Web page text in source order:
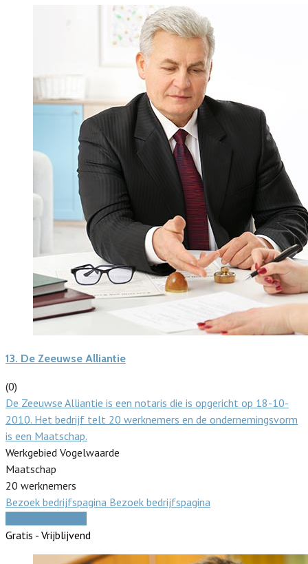
13. De Zeeuwse Alliantie
(0)
De Zeeuwse Alliantie is een notaris die is opgericht op 18-10-
2010. Het bedrijf telt 20 werknemers en de ondernemingsvorm
is een Maatschap.
Werkgebied Vogelwaarde
Maatschap
20 werknemers
Bezoek bedrijfspagina Bezoek bedrijfspagina
Gratis - Vrijblijvend